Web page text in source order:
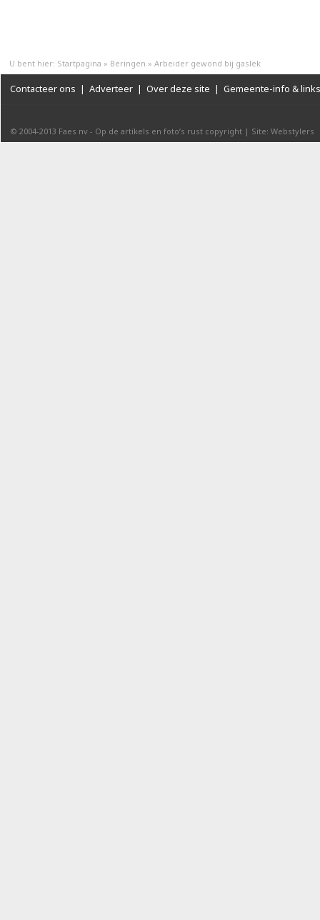
U bent hier: Startpagina » Beringen » Arbeider gewond bij gaslek
Contacteer ons | Adverteer | Over deze site | Gemeente-info & links
© 2004-2013 Faes nv - Op de artikels en foto’s rust copyright | Site: Webstylers